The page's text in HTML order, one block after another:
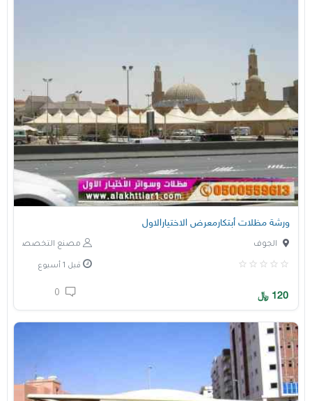
ورشة مظلات أبتكارمعرض الاختيارالاول
مصنع التخصصي الجوف
قبل 1 أسبوع
120 ﷼